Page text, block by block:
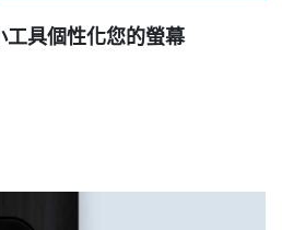
工具個性化您的螢幕